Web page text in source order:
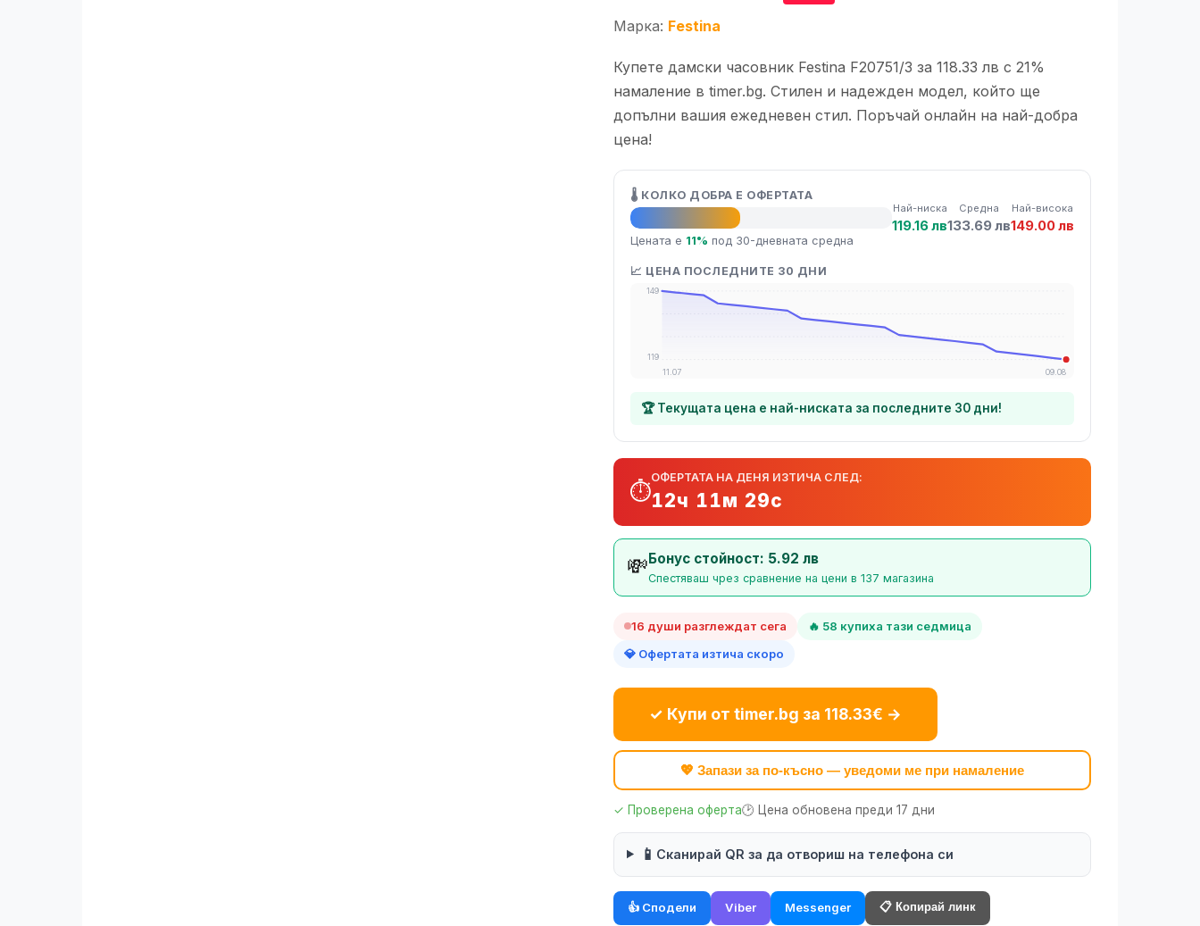
Марка: Festina
Купете дамски часовник Festina F20751/3 за 118.33 лв с 21%
намаление в timer.bg. Стилен и надежден модел, който ще
допълни вашия ежедневен стил. Поръчай онлайн на най-добра
цена!
🌡️ КОЛКО ДОБРА Е ОФЕРТАТА
👍 Добра оферта
Цената е 11% под 30-дневната средна
Най-ниска
119.16 лв
Средна
133.69 лв
Най-висока
149.00 лв
📈 ЦЕНА ПОСЛЕДНИТЕ 30 ДНИ
149
119
11.07
09.08
🏆 Текущата цена е най-ниската за последните 30 дни!
⏱️
ОФЕРТАТА НА ДЕНЯ ИЗТИЧА СЛЕД:
12ч 11м 28с
💸Бонус стойност: 5.92 лв
Спестяваш чрез сравнение на цени в 137 магазина
16 души разглеждат сега
🔥 58 купиха тази седмица
💎 Офертата изтича скоро
✓ Купи от timer.bg за 118.33€ →
💖 Запази за по-късно — уведоми ме при намаление
✓ Проверена оферта🕑 Цена обновена преди 17 дни
📱 Сканирай QR за да отвориш на телефона си
👍 Сподели Viber Messenger 📋 Копирай линк